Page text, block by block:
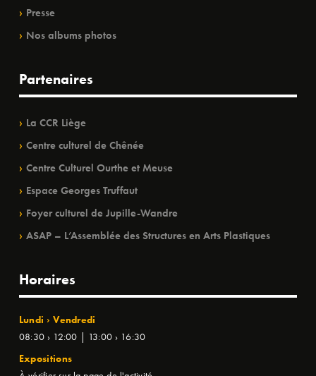
Presse
Nos albums photos
Partenaires
La CCR Liège
Centre culturel de Chênée
Centre Culturel Ourthe et Meuse
Espace Georges Truffaut
Foyer culturel de Jupille-Wandre
ASAP – L’Assemblée des Structures en Arts Plastiques
Horaires
Lundi › Vendredi
08:30 › 12:00 | 13:00 › 16:30
Expositions